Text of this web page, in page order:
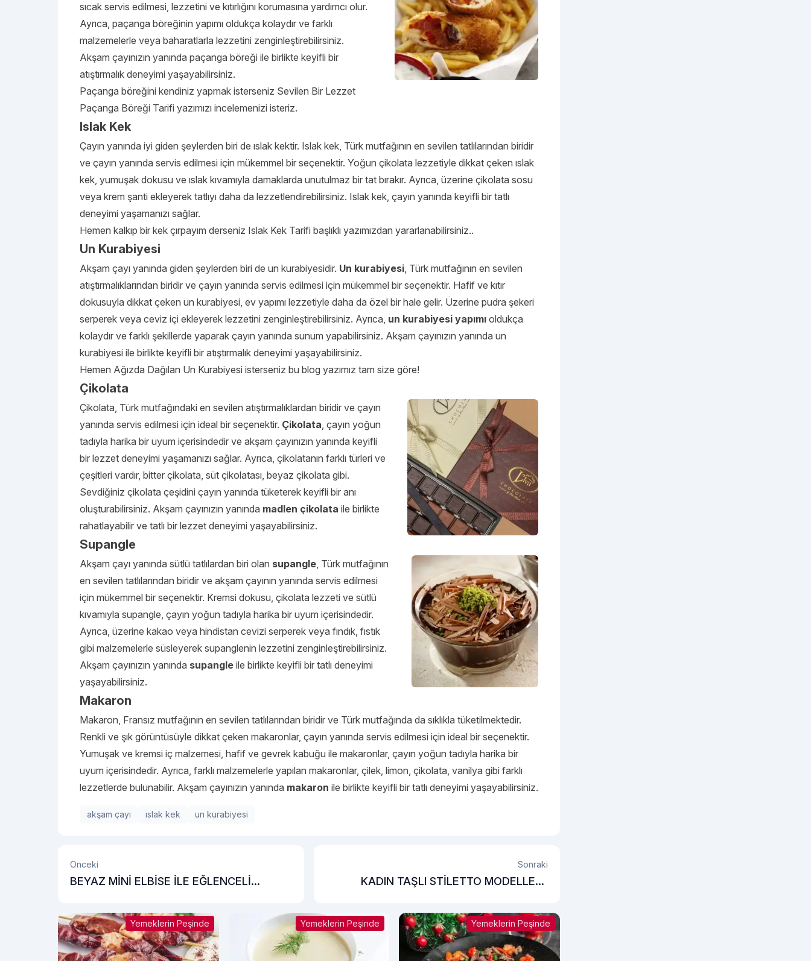
sıcak servis edilmesi, lezzetini ve kıtırlığını korumasına yardımcı olur.
Ayrıca, paçanga böreğinin yapımı oldukça kolaydır ve farklı
malzemelerle veya baharatlarla lezzetini zenginleştirebilirsiniz.
Akşam çayınızın yanında paçanga böreği ile birlikte keyifli bir
atıştırmalık deneyimi yaşayabilirsiniz.
Paçanga böreğini kendiniz yapmak isterseniz Sevilen Bir Lezzet
Paçanga Böreği Tarifi yazımızı incelemenizi isteriz.
Islak Kek
Çayın yanında iyi giden şeylerden biri de ıslak kektir. Islak kek, Türk mutfağının en sevilen tatlılarından biridir
ve çayın yanında servis edilmesi için mükemmel bir seçenektir. Yoğun çikolata lezzetiyle dikkat çeken ıslak
kek, yumuşak dokusu ve ıslak kıvamıyla damaklarda unutulmaz bir tat bırakır. Ayrıca, üzerine çikolata sosu
veya krem şanti ekleyerek tatlıyı daha da lezzetlendirebilirsiniz. Islak kek, çayın yanında keyifli bir tatlı
deneyimi yaşamanızı sağlar.
Hemen kalkıp bir kek çırpayım derseniz Islak Kek Tarifi başlıklı yazımızdan yararlanabilirsiniz..
Un Kurabiyesi
Akşam çayı yanında giden şeylerden biri de un kurabiyesidir. Un kurabiyesi, Türk mutfağının en sevilen
atıştırmalıklarından biridir ve çayın yanında servis edilmesi için mükemmel bir seçenektir. Hafif ve kıtır
dokusuyla dikkat çeken un kurabiyesi, ev yapımı lezzetiyle daha da özel bir hale gelir. Üzerine pudra şekeri
serperek veya ceviz içi ekleyerek lezzetini zenginleştirebilirsiniz. Ayrıca, un kurabiyesi yapımı oldukça
kolaydır ve farklı şekillerde yaparak çayın yanında sunum yapabilirsiniz. Akşam çayınızın yanında un
kurabiyesi ile birlikte keyifli bir atıştırmalık deneyimi yaşayabilirsiniz.
Hemen Ağızda Dağılan Un Kurabiyesi isterseniz bu blog yazımız tam size göre!
Çikolata
Çikolata, Türk mutfağındaki en sevilen atıştırmalıklardan biridir ve çayın
yanında servis edilmesi için ideal bir seçenektir. Çikolata, çayın yoğun
tadıyla harika bir uyum içerisindedir ve akşam çayınızın yanında keyifli
bir lezzet deneyimi yaşamanızı sağlar. Ayrıca, çikolatanın farklı türleri ve
çeşitleri vardır, bitter çikolata, süt çikolatası, beyaz çikolata gibi.
Sevdiğiniz çikolata çeşidini çayın yanında tüketerek keyifli bir anı
oluşturabilirsiniz. Akşam çayınızın yanında madlen çikolata ile birlikte
rahatlayabilir ve tatlı bir lezzet deneyimi yaşayabilirsiniz.
Supangle
Akşam çayı yanında sütlü tatlılardan biri olan supangle, Türk mutfağının
en sevilen tatlılarından biridir ve akşam çayının yanında servis edilmesi
için mükemmel bir seçenektir. Kremsi dokusu, çikolata lezzeti ve sütlü
kıvamıyla supangle, çayın yoğun tadıyla harika bir uyum içerisindedir.
Ayrıca, üzerine kakao veya hindistan cevizi serperek veya fındık, fıstık
gibi malzemelerle süsleyerek supanglenin lezzetini zenginleştirebilirsiniz.
Akşam çayınızın yanında supangle ile birlikte keyifli bir tatlı deneyimi
yaşayabilirsiniz.
Makaron
Makaron, Fransız mutfağının en sevilen tatlılarından biridir ve Türk mutfağında da sıklıkla tüketilmektedir.
Renkli ve şık görüntüsüyle dikkat çeken makaronlar, çayın yanında servis edilmesi için ideal bir seçenektir.
Yumuşak ve kremsi iç malzemesi, hafif ve gevrek kabuğu ile makaronlar, çayın yoğun tadıyla harika bir
uyum içerisindedir. Ayrıca, farklı malzemelerle yapılan makaronlar, çilek, limon, çikolata, vanilya gibi farklı
lezzetlerde bulunabilir. Akşam çayınızın yanında makaron ile birlikte keyifli bir tatlı deneyimi yaşayabilirsiniz.
akşam çayı ıslak kek un kurabiyesi
Önceki
BEYAZ MİNİ ELBİSE İLE EĞLENCELİ
Sonraki
KADIN TAŞLI STİLETTO MODELLERİ:
Yemeklerin Peşinde Yemeklerin Peşinde Yemeklerin Peşinde